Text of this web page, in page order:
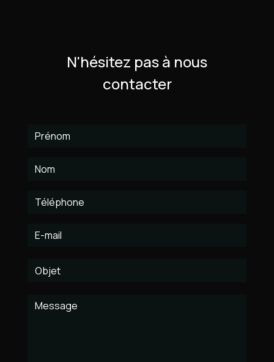
N'hésitez pas à nous
contacter